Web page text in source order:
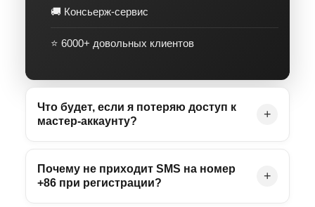
🚚 Консьерж-сервис
⭐️ 6000+ довольных клиентов
Что будет, если я потеряю доступ к
мастер-аккаунту?
+
Почему не приходит SMS на номер
+86 при регистрации?
+